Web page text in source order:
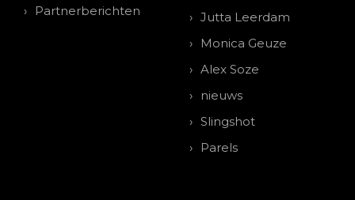
Partnerberichten
Jutta Leerdam
Monica Geuze
Alex Soze
nieuws
Slingshot
Parels